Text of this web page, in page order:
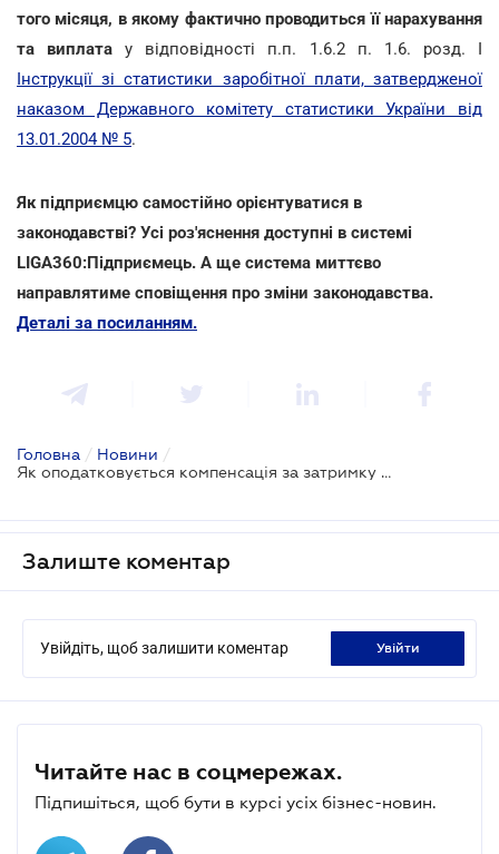
того місяця, в якому фактично проводиться її нарахування
та виплата у відповідності п.п. 1.6.2 п. 1.6. розд. І
Інструкції зі статистики заробітної плати, затвердженої
наказом Державного комітету статистики України від
13.01.2004 № 5.
Як підприємцю самостійно орієнтуватися в
законодавстві? Усі роз'яснення доступні в системі
LIGA360:Підприємець. А ще система миттєво
направлятиме сповіщення про зміни законодавства.
Деталі за посиланням.
Головна / Новини /
Як оподатковується компенсація за затримку зарплати
Залиште коментар
Увійдіть, щоб залишити коментар увійти
Читайте нас в соцмережах.
Підпишіться, щоб бути в курсі усіх бізнес-новин.